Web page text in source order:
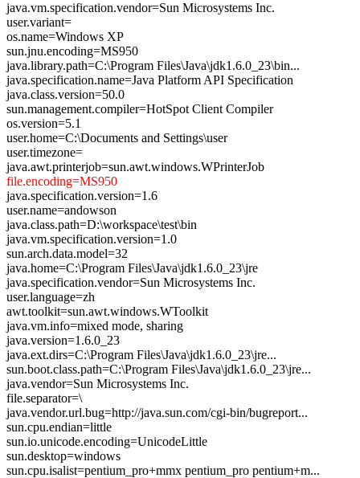
java.vm.specification.vendor=Sun Microsystems Inc.
user.variant=
os.name=Windows XP
sun.jnu.encoding=MS950
java.library.path=C:\Program Files\Java\jdk1.6.0_23\bin...
java.specification.name=Java Platform API Specification
java.class.version=50.0
sun.management.compiler=HotSpot Client Compiler
os.version=5.1
user.home=C:\Documents and Settings\user
user.timezone=
java.awt.printerjob=sun.awt.windows.WPrinterJob
file.encoding=MS950
java.specification.version=1.6
user.name=andowson
java.class.path=D:\workspace\test\bin
java.vm.specification.version=1.0
sun.arch.data.model=32
java.home=C:\Program Files\Java\jdk1.6.0_23\jre
java.specification.vendor=Sun Microsystems Inc.
user.language=zh
awt.toolkit=sun.awt.windows.WToolkit
java.vm.info=mixed mode, sharing
java.version=1.6.0_23
java.ext.dirs=C:\Program Files\Java\jdk1.6.0_23\jre...
sun.boot.class.path=C:\Program Files\Java\jdk1.6.0_23\jre...
java.vendor=Sun Microsystems Inc.
file.separator=\
java.vendor.url.bug=http://java.sun.com/cgi-bin/bugreport...
sun.cpu.endian=little
sun.io.unicode.encoding=UnicodeLittle
sun.desktop=windows
sun.cpu.isalist=pentium_pro+mmx pentium_pro pentium+m...